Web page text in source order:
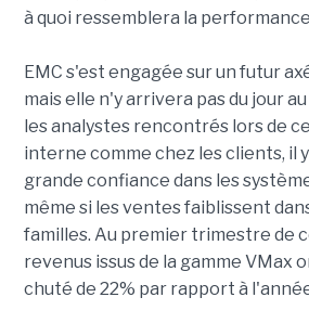
à quoi ressemblera la
EMC s'est engagée sur un futur
mais elle n'y arrivera pas du jour
les analystes rencontrés lors de
interne comme chez les clients, il
grande confiance dans les
même si les ventes faiblissent
familles. Au premier trimestre de
revenus issus de la gamme VMax
chuté de 22% par rapport à